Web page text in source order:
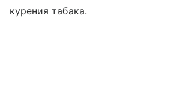
курения табака.